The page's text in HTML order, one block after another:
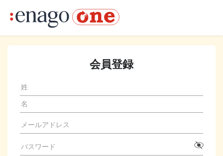
会員登録